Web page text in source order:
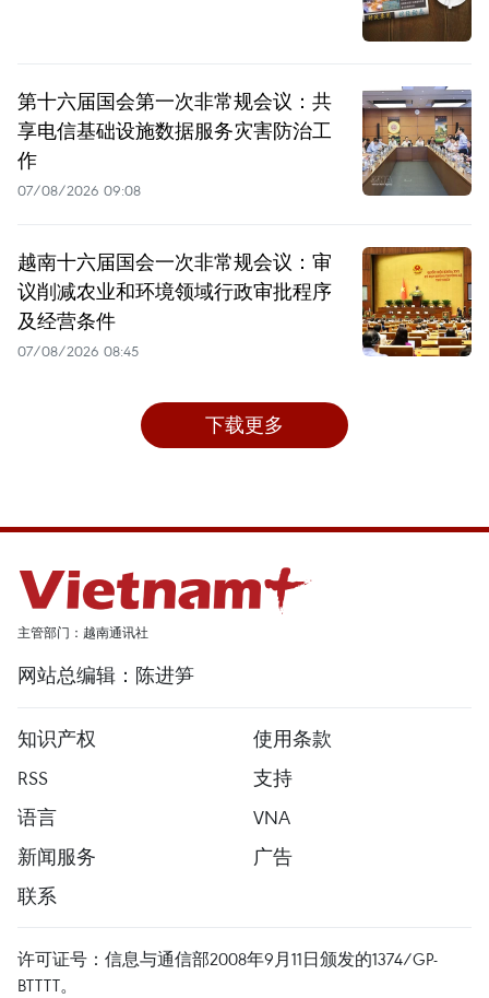
第十六届国会第一次非常规会议：共
享电信基础设施数据服务灾害防治工
作
07/08/2026 09:08
越南十六届国会一次非常规会议：审
议削减农业和环境领域行政审批程序
及经营条件
07/08/2026 08:45
下载更多
主管部门：越南通讯社
网站总编辑：陈进笋
知识产权
使用条款
RSS
支持
语言
VNA
新闻服务
广告
联系
许可证号：信息与通信部2008年9月11日颁发的1374/GP-
BTTTT。